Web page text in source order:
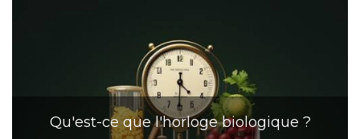
Qu'est-ce que l'horloge biologique ?